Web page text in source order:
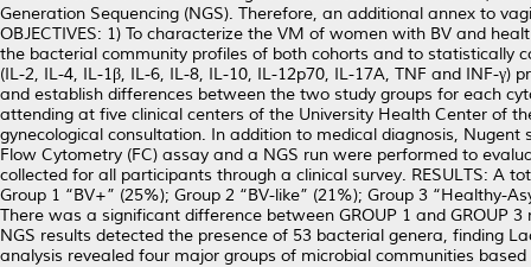
Generation Sequencing (NGS). Therefore, an additional annex to
OBJECTIVES: 1) To characterize the VM of women with BV and
the bacterial community profiles of both cohorts and to statistically
(IL-2, IL-4, IL-1β, IL-6, IL-8, IL-10, IL-12p70, IL-17A, TNF and INF-
and establish differences between the two study groups for each
attending at five clinical centers of the University Health Center of
gynecological consultation. In addition to medical diagnosis,
Flow Cytometry (FC) assay and a NGS run were performed to
collected for all participants through a clinical survey. RESULTS: A
Group 1 “BV+” (25%); Group 2 “BV-like” (21%); Group 3
There was a significant difference between GROUP 1 and GROUP
NGS results detected the presence of 53 bacterial genera, finding
analysis revealed four major groups of microbial communities